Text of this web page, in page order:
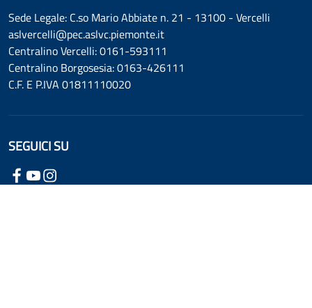
Sede Legale: C.so Mario Abbiate n. 21 - 13100 - Vercelli
aslvercelli@pec.aslvc.piemonte.it
Centralino Vercelli: 0161-593111
Centralino Borgosesia: 0163-426111
C.F. E P.IVA 01811110020
SEGUICI SU